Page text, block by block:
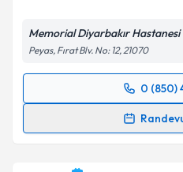
Memorial Diyarbakır Hastanesi
Peyas, Fırat Blv. No: 12, 21070
0 (850)
Randevu Takvimi